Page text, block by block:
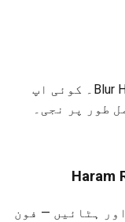
آن-ڈیوائس AI کا مطلب ہے فوری Blur Haram۔ کوئی اپ
پر نجی۔
— فون